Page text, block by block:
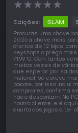
★★★★★
Edições: SLAM
Procuras uma chave
2026 a chave mais
ofertas de 12 lojas,
keyshops o preço
71,99 €. Com tantos
muitas vezes de
que esperar por
historial, só esteve
pacote, por isso inclui
comprares, confirma
não o descontam. No
noutro cliente, e é aqui
quarto dos jogos a ter